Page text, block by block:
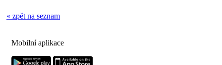
« zpět na seznam
Mobilní aplikace